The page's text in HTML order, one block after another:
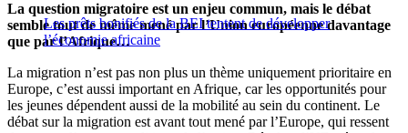
Les prêts bonifiés de la BEI tentent de développer
l’économie africaine
La question migratoire est un enjeu commun, mais le débat
semble tout de même mené par l’Union européenne davantage
que par l’Afrique…
La migration n’est pas non plus un thème uniquement prioritaire en
Europe, c’est aussi important en Afrique, car les opportunités pour
les jeunes dépendent aussi de la mobilité au sein du continent. Le
débat sur la migration est avant tout mené par l’Europe, qui ressent